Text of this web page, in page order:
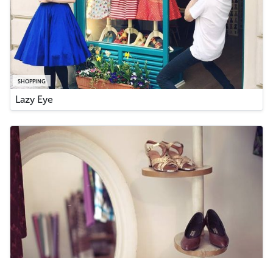
SHOPPING
Lazy Eye